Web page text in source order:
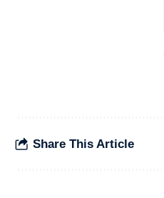
Share This Article